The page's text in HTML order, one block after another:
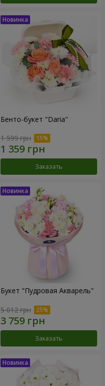
Бенто-букет "Daria"
1 599 грн
Заказать
Букет "Пудровая Акварель"
5 012 грн
Заказать